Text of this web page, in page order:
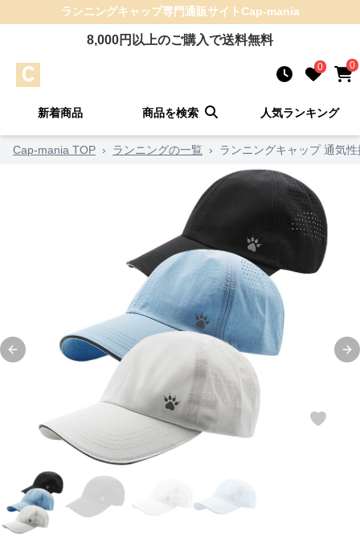
ランニングキャップ専門通販サイトCap-mania
8,000円以上のご購入で送料無料
0 0
新着商品 商品を検索 人気ランキング
Cap-mania TOP › ランニングの一覧 › ランニングキャップ 通気
Previous slide